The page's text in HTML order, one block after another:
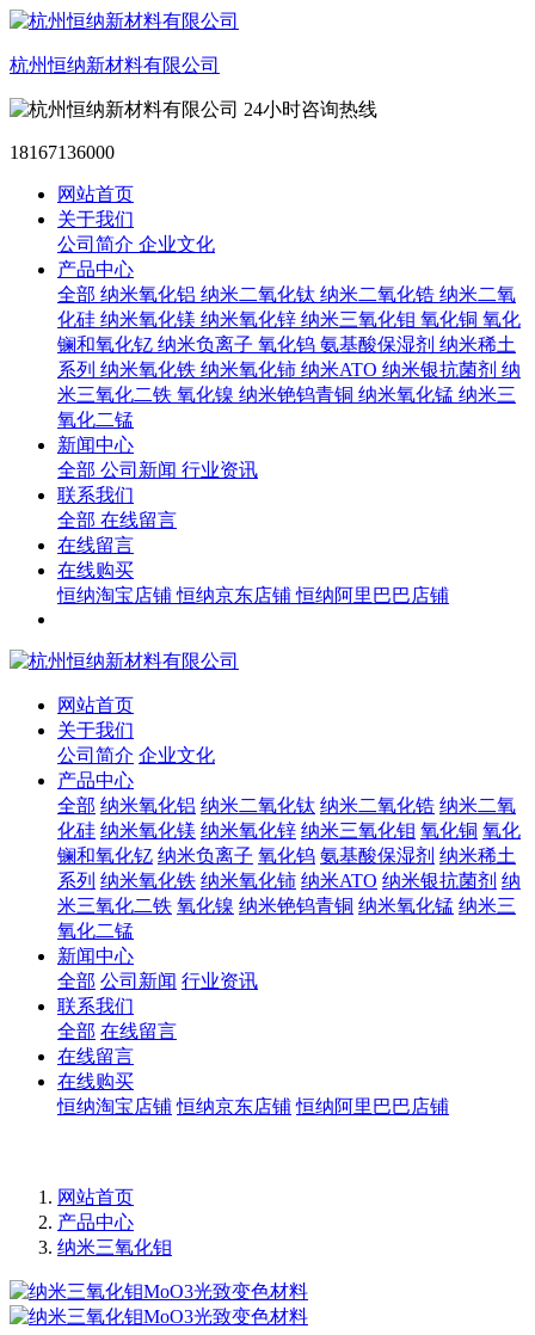
杭州恒纳新材料有限公司
24小时咨询热线
18167136000
网站首页
关于我们
公司简介 企业文化
产品中心
全部 纳米氧化铝 纳米二氧化钛 纳米二氧化锆 纳米二氧
化硅 纳米氧化镁 纳米氧化锌 纳米三氧化钼 氧化铜 氧化
镧和氧化钇 纳米负离子 氧化钨 氨基酸保湿剂 纳米稀土
系列 纳米氧化铁 纳米氧化铈 纳米ATO 纳米银抗菌剂 纳
米三氧化二铁 氧化镍 纳米铯钨青铜 纳米氧化锰 纳米三
氧化二锰
新闻中心
全部 公司新闻 行业资讯
联系我们
全部 在线留言
在线留言
在线购买
恒纳淘宝店铺 恒纳京东店铺 恒纳阿里巴巴店铺
网站首页
关于我们
公司简介 企业文化
产品中心
全部 纳米氧化铝 纳米二氧化钛 纳米二氧化锆 纳米二氧
化硅 纳米氧化镁 纳米氧化锌 纳米三氧化钼 氧化铜 氧化
镧和氧化钇 纳米负离子 氧化钨 氨基酸保湿剂 纳米稀土
系列 纳米氧化铁 纳米氧化铈 纳米ATO 纳米银抗菌剂 纳
米三氧化二铁 氧化镍 纳米铯钨青铜 纳米氧化锰 纳米三
氧化二锰
新闻中心
全部 公司新闻 行业资讯
联系我们
全部 在线留言
在线留言
在线购买
恒纳淘宝店铺 恒纳京东店铺 恒纳阿里巴巴店铺
网站首页
产品中心
纳米三氧化钼